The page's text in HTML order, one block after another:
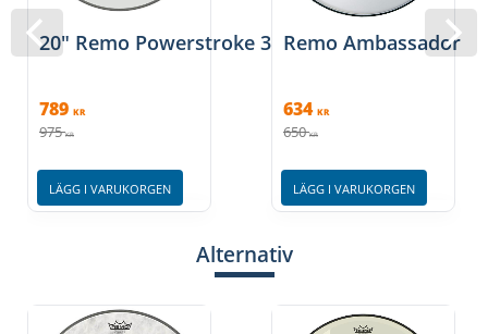
20" Remo Powerstroke 3 - Clear
789 KR
975 KR
LÄGG I VARUKORGEN
Remo Ambassador
634 KR
650 KR
LÄGG I VARUKORGEN
Alternativ